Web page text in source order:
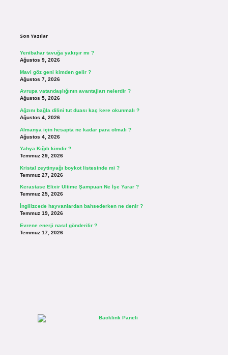
Son Yazılar
Yenibahar tavuğa yakışır mı ?
Ağustos 9, 2026
Mavi göz geni kimden gelir ?
Ağustos 7, 2026
Avrupa vatandaşlığının avantajları nelerdir ?
Ağustos 5, 2026
Ağzını bağla dilini tut duası kaç kere okunmalı ?
Ağustos 4, 2026
Almanya için hesapta ne kadar para olmalı ?
Ağustos 4, 2026
Yahya Kığılı kimdir ?
Temmuz 29, 2026
Kristal zeytinyağı boykot listesinde mi ?
Temmuz 27, 2026
Kerastase Elixir Ultime Şampuan Ne İşe Yarar ?
Temmuz 25, 2026
İngilizcede hayvanlardan bahsederken ne denir ?
Temmuz 19, 2026
Evrene enerji nasıl gönderilir ?
Temmuz 17, 2026